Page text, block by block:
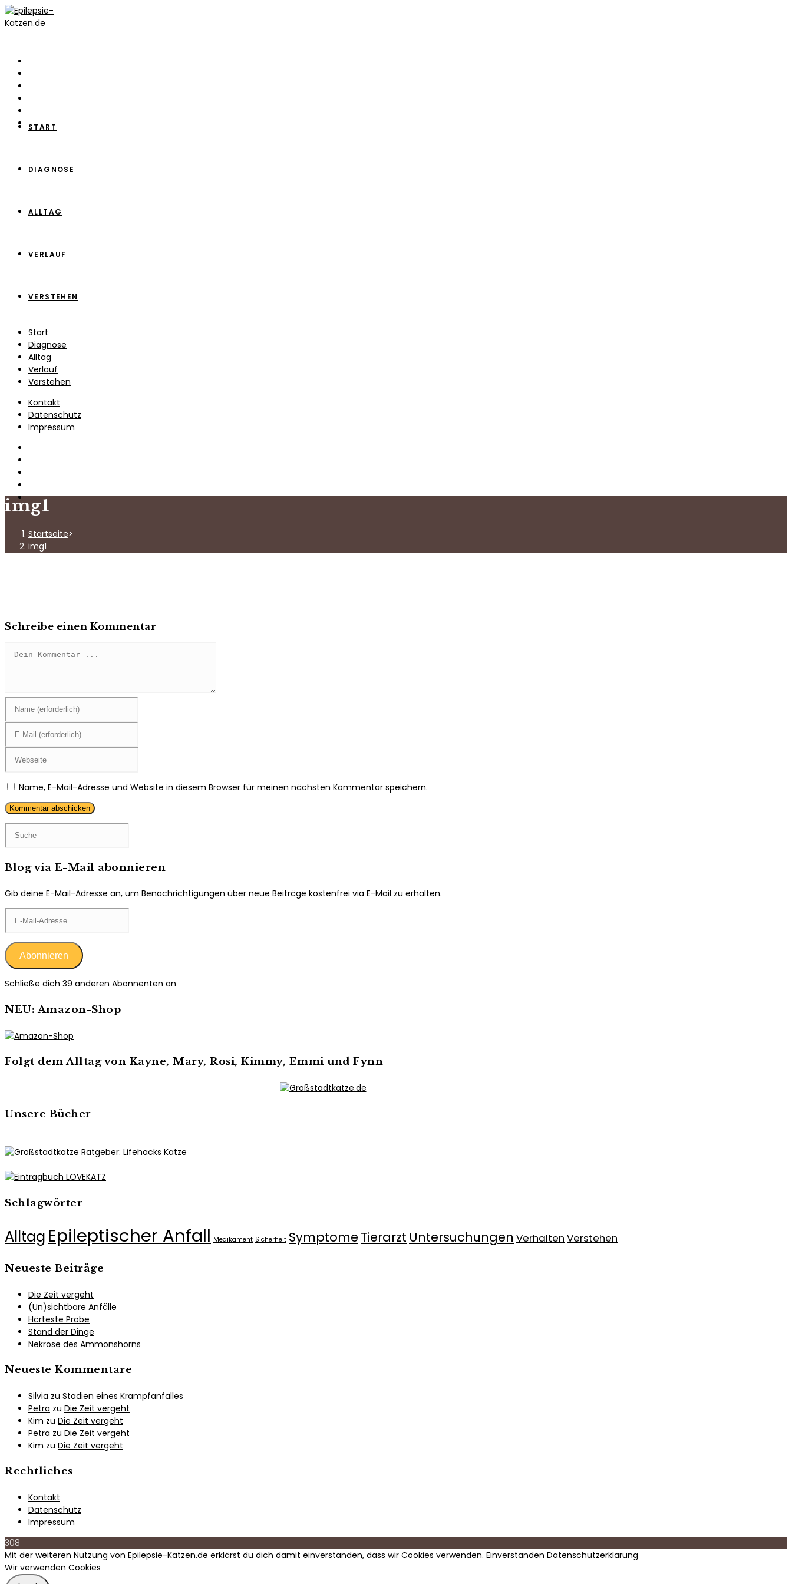
Zum
Inhalt
START
DIAGNOSE
ALLTAG
VERLAUF
VERSTEHEN
Start
Diagnose
Alltag
Verlauf
Verstehen
Kontakt
Datenschutz
Impressum
img1
Startseite>
img1
Schreibe einen Kommentar
Kommentieren
deinen
Namen
oder
Benutzernamen
zum
Kommentieren
ein
deine
E-
Mail-
zum
Kommentieren
ein
deine
URL
ein
(optional)
Name, E-Mail-Adresse und Website in diesem Browser für meinen nächsten Kommentar speichern.
Blog via E-Mail abonnieren
Gib deine E-Mail-Adresse an, um Benachrichtigungen über neue Beiträge kostenfrei via E-Mail zu erhalten.
Mail-
Abonnieren
Schließe dich 39 anderen Abonnenten an
NEU: Amazon-Shop
Folgt dem Alltag von Kayne, Mary, Rosi, Kimmy, Emmi und Fynn
Unsere Bücher
Schlagwörter
Alltag Epileptischer Anfall Medikament Sicherheit Symptome Tierarzt Untersuchungen Verhalten Verstehen
Neueste Beiträge
Die Zeit vergeht
(Un)sichtbare Anfälle
Härteste Probe
Stand der Dinge
Nekrose des Ammonshorns
Neueste Kommentare
Silvia zu Stadien eines Krampfanfalles
Petra zu Die Zeit vergeht
Kim zu Die Zeit vergeht
Petra zu Die Zeit vergeht
Kim zu Die Zeit vergeht
Rechtliches
Kontakt
Datenschutz
Impressum
308
Mit der weiteren Nutzung von Epilepsie-Katzen.de erklärst du dich damit einverstanden, dass wir Cookies verwenden. Einverstanden Datenschutzerklärung
Wir verwenden Cookies